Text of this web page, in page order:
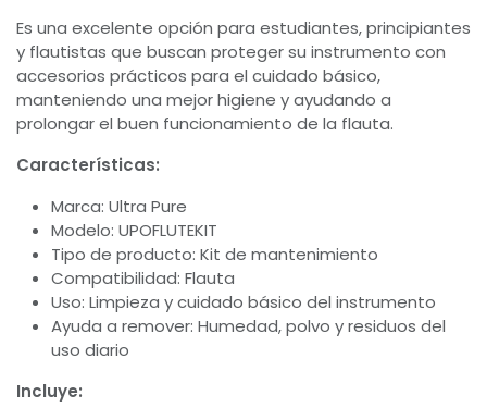
Es una excelente opción para estudiantes, principiantes
y flautistas que buscan proteger su instrumento con
accesorios prácticos para el cuidado básico,
manteniendo una mejor higiene y ayudando a
prolongar el buen funcionamiento de la flauta.
Características:
Marca: Ultra Pure
Modelo: UPOFLUTEKIT
Tipo de producto: Kit de mantenimiento
Compatibilidad: Flauta
Uso: Limpieza y cuidado básico del instrumento
Ayuda a remover: Humedad, polvo y residuos del
uso diario
Incluye: